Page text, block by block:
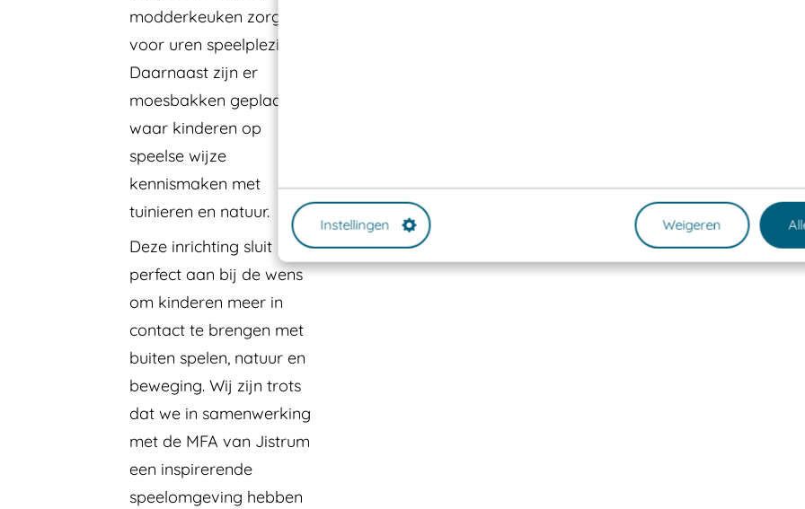
Instellingen Weigeren
modderkeuken zorgen
voor uren speelplezier.
Daarnaast zijn er
moesbakken geplaatst,
waar kinderen op
speelse wijze
kennismaken met
tuinieren en natuur.
Deze inrichting sluit
perfect aan bij de wens
om kinderen meer in
contact te brengen met
buiten spelen, natuur en
beweging. Wij zijn trots
dat we in samenwerking
met de MFA van Jistrum
een inspirerende
speelomgeving hebben